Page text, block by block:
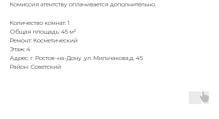
Комиссия агентству оплачивается дополнительно.
Количество комнат: 1
Общая площадь: 45 м²
Ремонт: Косметический
Этаж: 4
Адрес: г. Ростов-на-Дону ,ул. Мильчакова,д. 45
Район: Советский